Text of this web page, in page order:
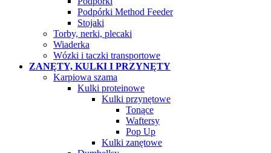
Podpórki Method Feeder
Stojaki
Torby, nerki, plecaki
Wiaderka
Wózki i taczki transportowe
ZANĘTY, KULKI I PRZYNĘTY
Karpiowa szama
Kulki proteinowe
Kulki przynętowe
Tonące
Waftersy
Pop Up
Kulki zanętowe